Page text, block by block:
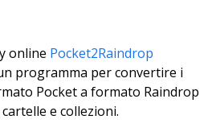
online Pocket2Raindrop
programma per convertire i
Pocket a formato Raindrop
e collezioni.